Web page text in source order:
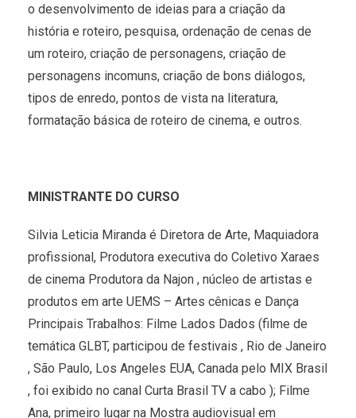
o desenvolvimento de ideias para a criação da
história e roteiro, pesquisa, ordenação de cenas de
um roteiro, criação de personagens, criação de
personagens incomuns, criação de bons diálogos,
tipos de enredo, pontos de vista na literatura,
formatação básica de roteiro de cinema, e outros.
MINISTRANTE DO CURSO
Silvia Leticia Miranda é Diretora de Arte, Maquiadora
profissional, Produtora executiva do Coletivo Xaraes
de cinema Produtora da Najon , núcleo de artistas e
produtos em arte UEMS – Artes cênicas e Dança
Principais Trabalhos: Filme Lados Dados (filme de
temática GLBT, participou de festivais , Rio de Janeiro
, São Paulo, Los Angeles EUA, Canada pelo MIX Brasil
, foi exibido no canal Curta Brasil TV a cabo ); Filme
Ana, primeiro lugar na Mostra audiovisual em